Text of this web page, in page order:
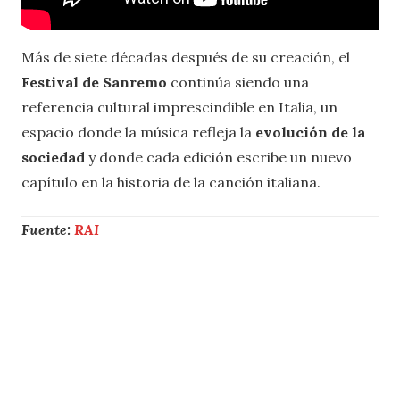
Más de siete décadas después de su creación, el
Festival de Sanremo continúa siendo una
referencia cultural imprescindible en Italia, un
espacio donde la música refleja la evolución de la
sociedad y donde cada edición escribe un nuevo
capítulo en la historia de la canción italiana.
Fuente: RAI